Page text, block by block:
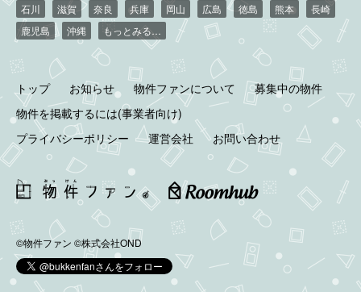
石川
滋賀 奈良 兵庫 岡山 広島 徳島 熊本
長崎
鹿児島
沖縄 もっとみる…
トップ お知らせ 物件ファンについて
募集中の物件
物件を掲載するには(事業者向け)
プライバシーポリシー
運営会社 お問い合わせ
©物件ファン ©株式会社OND